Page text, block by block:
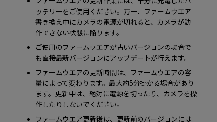
ッテリーをご使用ください。万一、ファームウエア
書き換え中にカメラの電源が切れると、カメラが動
作できない状態に陥ります。
ご使用のファームウエアが古いバージョンの場合で
も直接最新バージョンにアップデートが行えます。
ファームウエアの更新時間は、ファームウエアの容
量によって変わります。最大約5分掛かる場合があり
ます。更新中は、絶対に電源を切ったり、カメラを操
作したりしないでください。
ファームウエア更新後は、更新前のバージョンには